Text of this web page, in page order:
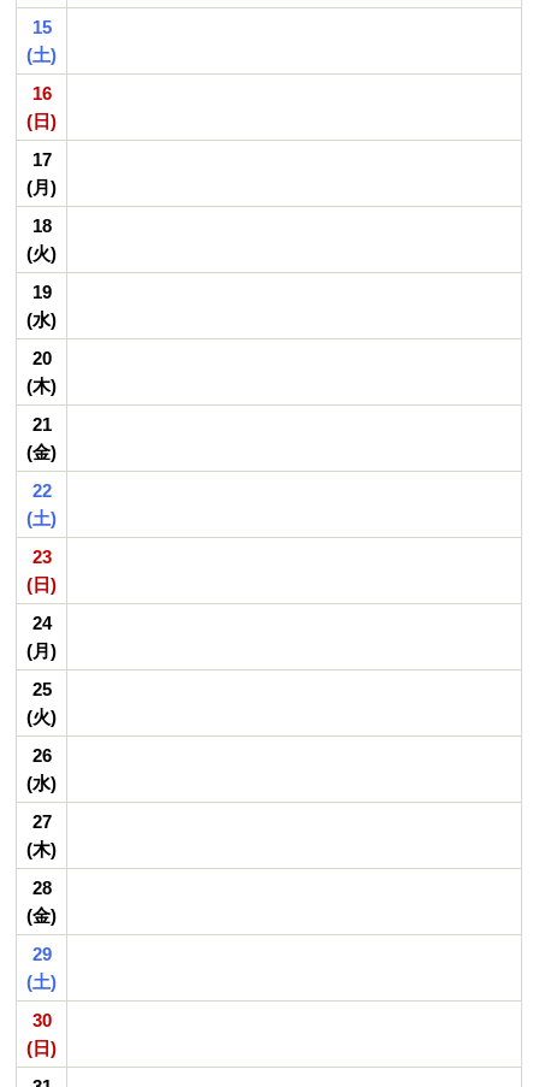
15
(土)
16
(日)
17
(月)
18
(火)
19
(水)
20
(木)
21
(金)
22
(土)
23
(日)
24
(月)
25
(火)
26
(水)
27
(木)
28
(金)
29
(土)
30
(日)